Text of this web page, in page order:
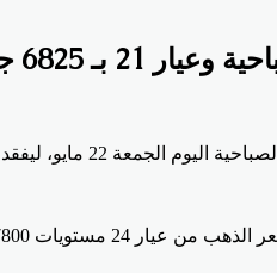
بـ 6825 جنيه
15 جنيها وبلغ سعر عيار 21 نحو 6825 جنيها .